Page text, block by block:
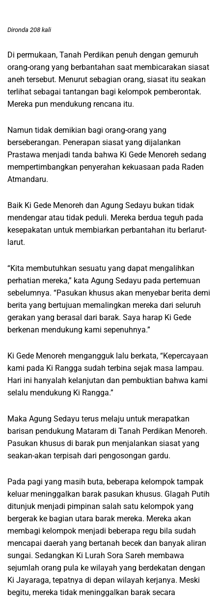
Dironda 208 kali
Di permukaan, Tanah Perdikan penuh dengan gemuruh
orang-orang yang berbantahan saat membicarakan siasat
aneh tersebut. Menurut sebagian orang, siasat itu seakan
terlihat sebagai tantangan bagi kelompok pemberontak.
Mereka pun mendukung rencana itu.
Namun tidak demikian bagi orang-orang yang
berseberangan. Penerapan siasat yang dijalankan
Prastawa menjadi tanda bahwa Ki Gede Menoreh sedang
mempertimbangkan penyerahan kekuasaan pada Raden
Atmandaru.
Baik Ki Gede Menoreh dan Agung Sedayu bukan tidak
mendengar atau tidak peduli. Mereka berdua teguh pada
kesepakatan untuk membiarkan perbantahan itu berlarut-
larut.
“Kita membutuhkan sesuatu yang dapat mengalihkan
perhatian mereka,” kata Agung Sedayu pada pertemuan
sebelumnya. “Pasukan khusus akan menyebar berita demi
berita yang bertujuan memalingkan mereka dari seluruh
gerakan yang berasal dari barak. Saya harap Ki Gede
berkenan mendukung kami sepenuhnya.”
Ki Gede Menoreh mengangguk lalu berkata, “Kepercayaan
kami pada Ki Rangga sudah terbina sejak masa lampau.
Hari ini hanyalah kelanjutan dan pembuktian bahwa kami
selalu mendukung Ki Rangga.”
Maka Agung Sedayu terus melaju untuk merapatkan
barisan pendukung Mataram di Tanah Perdikan Menoreh.
Pasukan khusus di barak pun menjalankan siasat yang
seakan-akan terpisah dari pengosongan gardu.
Pada pagi yang masih buta, beberapa kelompok tampak
keluar meninggalkan barak pasukan khusus. Glagah Putih
ditunjuk menjadi pimpinan salah satu kelompok yang
bergerak ke bagian utara barak mereka. Mereka akan
membagi kelompok menjadi beberapa regu bila sudah
mencapai daerah yang bertanah becek dan banyak aliran
sungai. Sedangkan Ki Lurah Sora Sareh membawa
sejumlah orang pula ke wilayah yang berdekatan dengan
Ki Jayaraga, tepatnya di depan wilayah kerjanya. Meski
begitu, mereka tidak meninggalkan barak secara